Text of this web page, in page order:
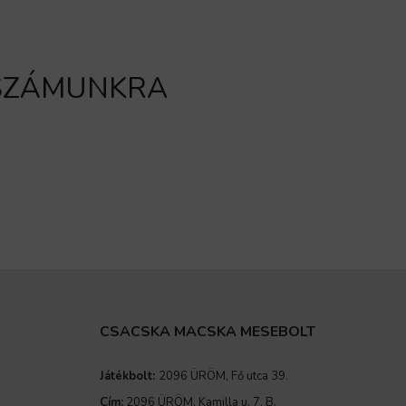
CSACSKA MACSKA MESEBOLT
Játékbolt: 2096 ÜRÖM, Fő utca 39.
Cím: 2096 ÜRÖM, Kamilla u. 7. B.